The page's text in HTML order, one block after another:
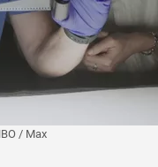
/ Max